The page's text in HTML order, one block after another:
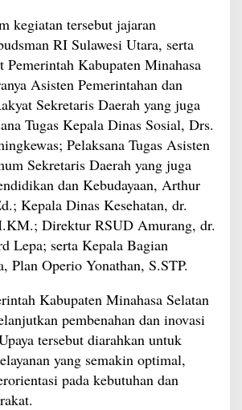
kegiatan tersebut jajaran
RI Sulawesi Utara, serta
Pemerintah Kabupaten Minahasa
Asisten Pemerintahan dan
Sekretaris Daerah yang juga
Tugas Kepala Dinas Sosial, Drs.
Pelaksana Tugas Asisten
Sekretaris Daerah yang juga
dan Kebudayaan, Arthur
Kepala Dinas Kesehatan, dr.
Direktur RSUD Amurang, dr.
Lepa; serta Kepala Bagian
Plan Operio Yonathan, S.STP.
Kabupaten Minahasa Selatan
pembenahan dan inovasi
tersebut diarahkan untuk
yang semakin optimal,
pada kebutuhan dan